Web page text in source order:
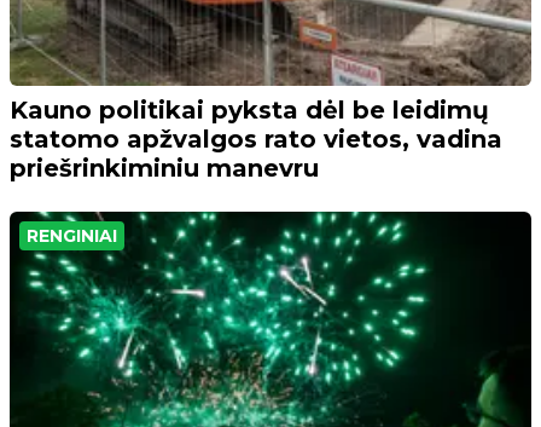
Kauno politikai pyksta dėl be leidimų
statomo apžvalgos rato vietos, vadina
priešrinkiminiu manevru
RENGINIAI